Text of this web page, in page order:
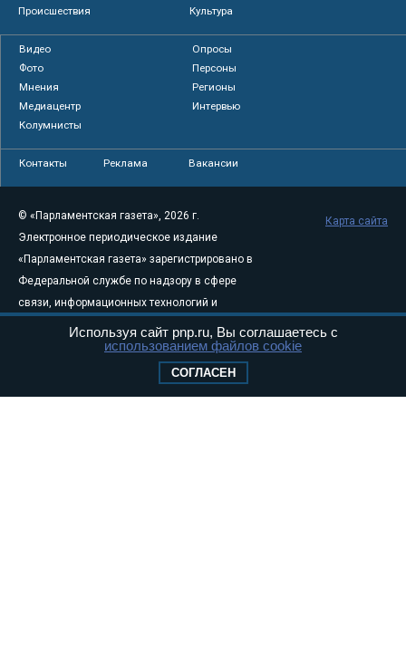
Происшествия
Культура
Видео
Опросы
Фото
Персоны
Мнения
Регионы
Медиацентр
Интервью
Колумнисты
Контакты Реклама Вакансии
© «Парламентская газета», 2026 г.
Электронное периодическое издание
«Парламентская газета» зарегистрировано в
Федеральной службе по надзору в сфере
связи, информационных технологий и
августа 2011 года. 18+
Свидетельство о регистрации Эл № ФС77-
Карта сайта
Используя сайт pnp.ru, Вы соглашаетесь с
использованием файлов cookie
СОГЛАСЕН